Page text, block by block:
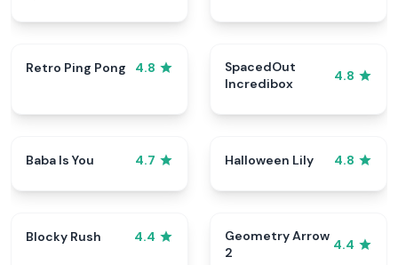
Retro Ping Pong 4.8
SpacedOut
Incredibox
4.8
Baba Is You 4.7 Halloween Lily 4.8
Blocky Rush 4.4
Geometry Arrow
2
4.4